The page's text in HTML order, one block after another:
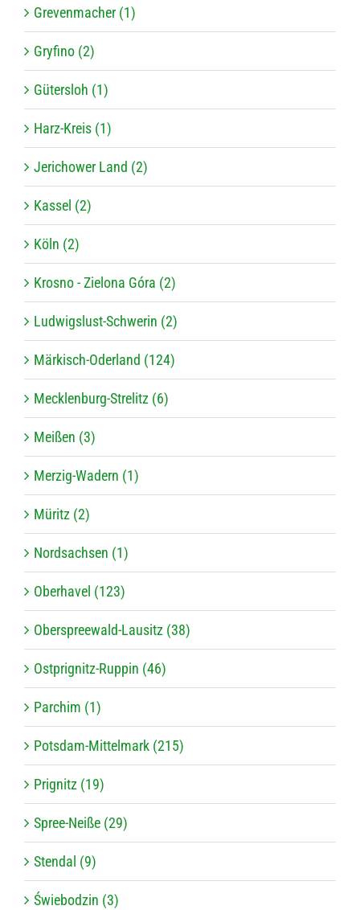
Grevenmacher (1)
Gryfino (2)
Gütersloh (1)
Harz-Kreis (1)
Jerichower Land (2)
Kassel (2)
Köln (2)
Krosno - Zielona Góra (2)
Ludwigslust-Schwerin (2)
Märkisch-Oderland (124)
Mecklenburg-Strelitz (6)
Meißen (3)
Merzig-Wadern (1)
Müritz (2)
Nordsachsen (1)
Oberhavel (123)
Oberspreewald-Lausitz (38)
Ostprignitz-Ruppin (46)
Parchim (1)
Potsdam-Mittelmark (215)
Prignitz (19)
Spree-Neiße (29)
Stendal (9)
Świebodzin (3)